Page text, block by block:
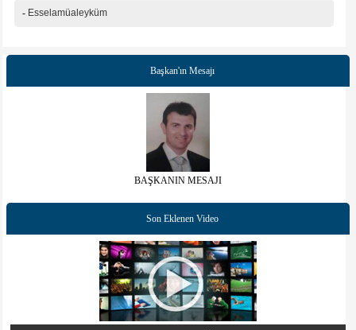
- Esselamüaleyküm
Başkan'ın Mesajı
BAŞKANIN MESAJI
Son Eklenen Video